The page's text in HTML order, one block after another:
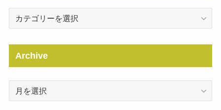
Categories
Archive
Archive